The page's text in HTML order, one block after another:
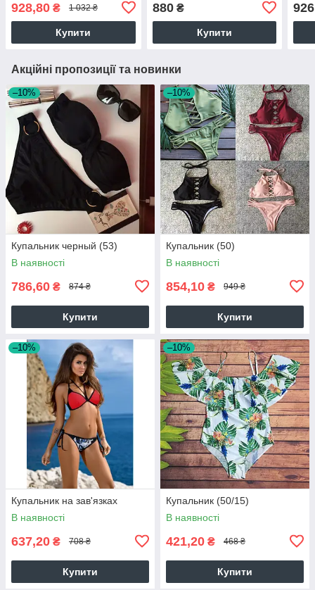
928,80 ₴ 1 032 ₴
Купити
880₴
Купити
Акційні пропозиції та новинки
–10%
Купальник черный (53)
В наявності
786,60 ₴ 874 ₴
Купити
–10%
Купальник (50)
В наявності
854,10 ₴ 949 ₴
Купити
–10%
Купальник на зав'язках
В наявності
637,20 ₴ 708 ₴
Купити
–10%
Купальник (50/15)
В наявності
421,20 ₴ 468 ₴
Купити